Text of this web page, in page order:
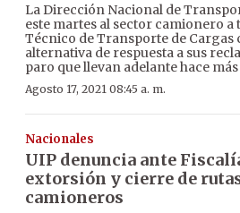
La Dirección Nacional de
este martes al sector camionero a
Técnico de Transporte de
alternativa de respuesta a sus
paro que llevan adelante hace más
Agosto 17, 2021 08:45 a. m.
Nacionales
UIP denuncia ante
extorsión y cierre de
camioneros